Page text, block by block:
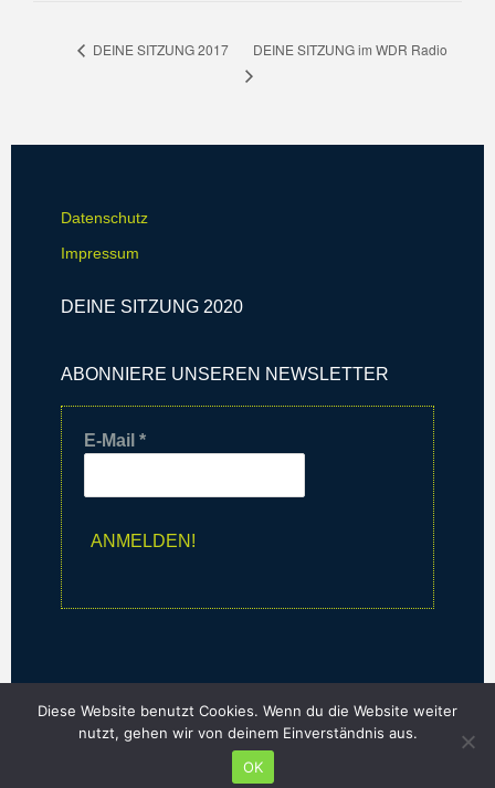
DEINE SITZUNG 2017 DEINE SITZUNG im WDR Radio
Datenschutz
Impressum
DEINE SITZUNG 2020
ABONNIERE UNSEREN NEWSLETTER
E-Mail *
Diese Website benutzt Cookies. Wenn du die Website weiter
nutzt, gehen wir von deinem Einverständnis aus.
OK